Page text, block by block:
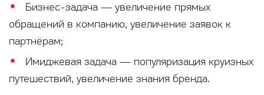
Бизнес-задача — увеличение прямых
обращений в компанию, увеличение заявок к
партнёрам;
Имиджевая задача — популяризация круизных
путешествий, увеличение знания бренда.